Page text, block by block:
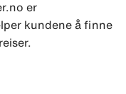
er
kundene å finne